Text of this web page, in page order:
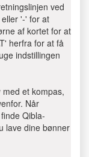
ved
'-' for at
af kortet for at
herfra for at få
indstillingen
med et kompas,
Når
Qibla-
lave dine bønner